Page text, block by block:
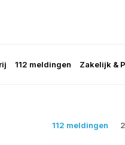
112 meldingen Zakelijk &
112 meldingen